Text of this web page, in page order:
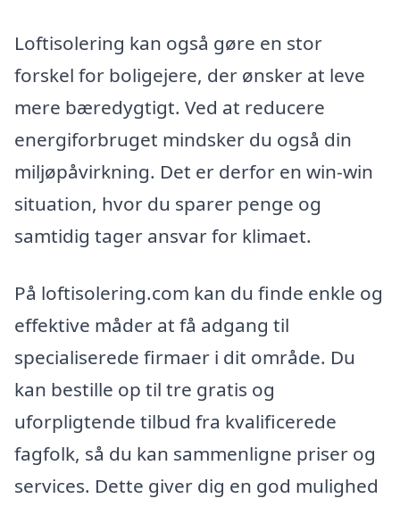
Loftisolering kan også gøre en stor
forskel for boligejere, der ønsker at leve
mere bæredygtigt. Ved at reducere
energiforbruget mindsker du også din
miljøpåvirkning. Det er derfor en win-win
situation, hvor du sparer penge og
samtidig tager ansvar for klimaet.
På loftisolering.com kan du finde enkle og
effektive måder at få adgang til
specialiserede firmaer i dit område. Du
kan bestille op til tre gratis og
uforpligtende tilbud fra kvalificerede
fagfolk, så du kan sammenligne priser og
services. Dette giver dig en god mulighed